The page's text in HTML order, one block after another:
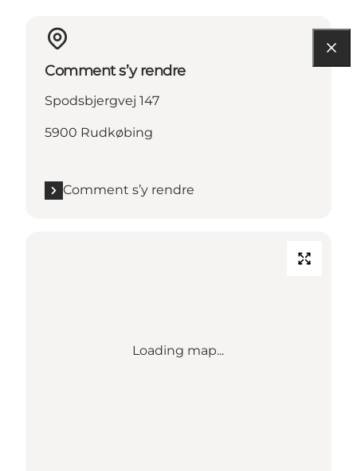
Comment s’y rendre
Spodsbjergvej 147
5900 Rudkøbing
Comment s’y rendre
Loading map...